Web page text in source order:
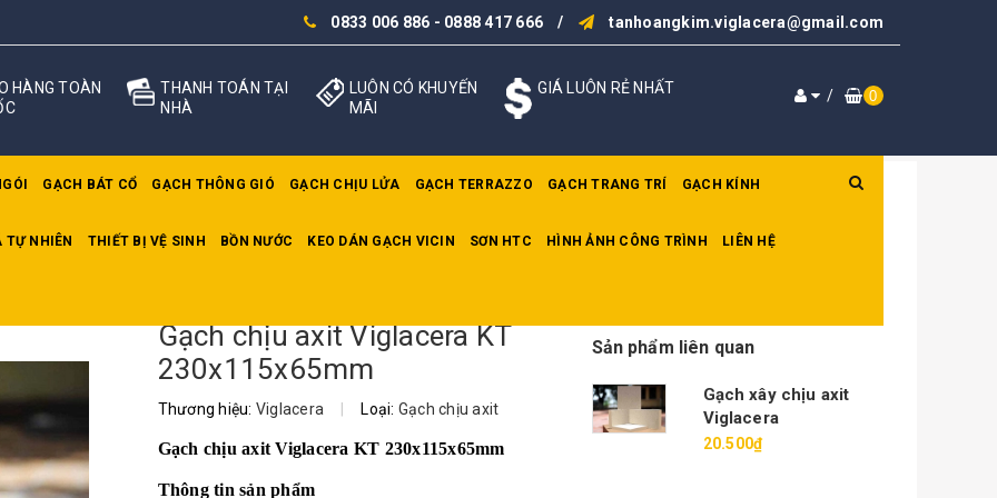
0833 006 886 - 0888 417 666 / tanhoangkim.viglacera@gmail.com
HÀNG TOÀN
THANH TOÁN TẠI
NHÀ
LUÔN CÓ KHUYẾN
MÃI
GIÁ LUÔN RẺ NHẤT / 0
GẠCH BÁT CỔ GẠCH THÔNG GIÓ GẠCH CHỊU LỬA GẠCH TERRAZZO GẠCH TRANG TRÍ GẠCH KÍNH
TỰ NHIÊN THIẾT BỊ VỆ SINH BỒN NƯỚC KEO DÁN GẠCH VICIN SƠN HTC HÌNH ẢNH CÔNG TRÌNH LIÊN HỆ
axit Viglacera KT 230x115x65mm
Gạch chịu axit Viglacera KT
230x115x65mm
Thương hiệu: Viglacera Loại: Gạch chịu axit
Gạch chịu axit Viglacera KT 230x115x65mm
Thông tin sản phẩm
Sản phẩm liên quan
Gạch xây chịu axit
Viglacera
20.500₫